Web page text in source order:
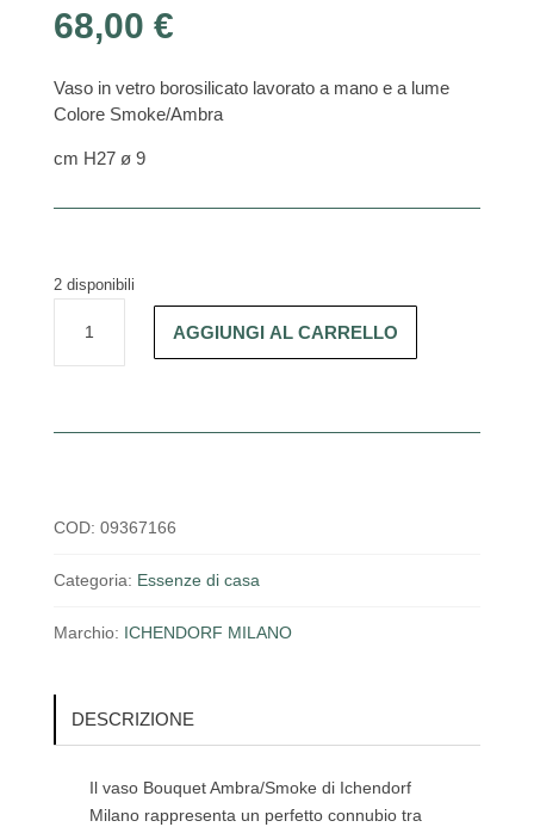
68,00 €
Vaso in vetro borosilicato lavorato a mano e a lume
Colore Smoke/Ambra
cm H27 ø 9
2 disponibili
Bouquet
27
AGGIUNGI AL CARRELLO
COD: 09367166
Categoria: Essenze di casa
Marchio: ICHENDORF MILANO
DESCRIZIONE
Il vaso Bouquet Ambra/Smoke di Ichendorf
Milanorappresenta un perfetto connubio tra